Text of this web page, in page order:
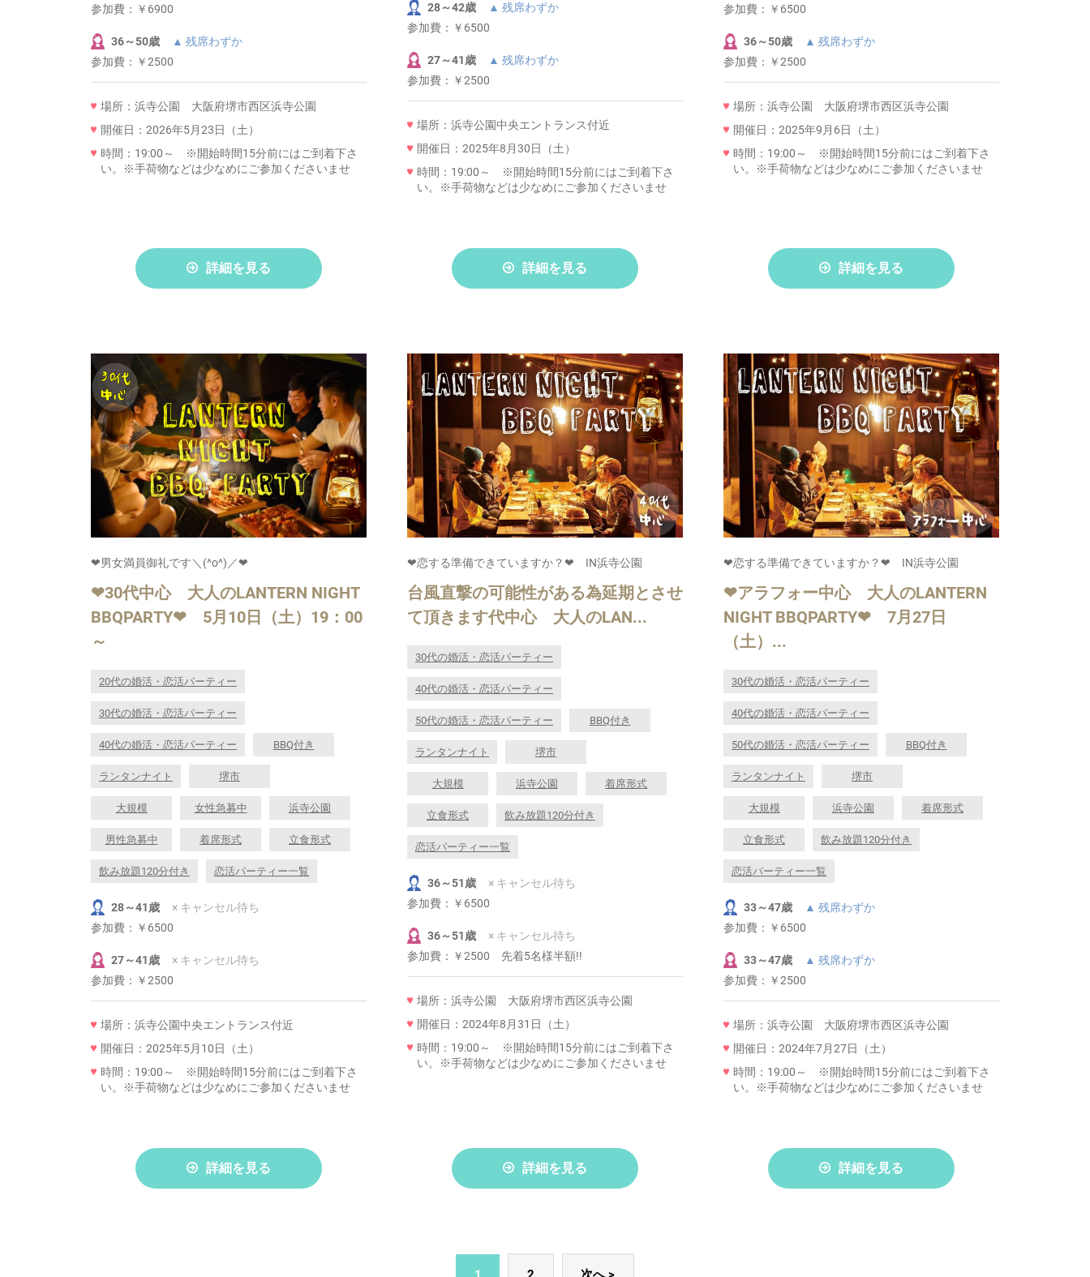
参加費： ￥6900
36～50歳
▲ 残席わずか
参加費： ￥2500
場所：浜寺公園 大阪府堺市西区浜寺公園
開催日：2026年5月23日（土）
時間：19:00～ ※開始時間15分前にはご到着下さ
い。※手荷物などは少なめにご参加くださいませ
詳細を見る
28～42歳
▲ 残席わずか
参加費： ￥6500
27～41歳
▲ 残席わずか
参加費： ￥2500
場所：浜寺公園中央エントランス付近
開催日：2025年8月30日（土）
時間：19:00～ ※開始時間15分前にはご到着下さ
い。※手荷物などは少なめにご参加くださいませ
詳細を見る
参加費： ￥6500
36～50歳
▲ 残席わずか
参加費： ￥2500
場所：浜寺公園 大阪府堺市西区浜寺公園
開催日：2025年9月6日（土）
時間：19:00～ ※開始時間15分前にはご到着下さ
い。※手荷物などは少なめにご参加くださいませ
詳細を見る
❤男女満員御礼です＼(^o^)／❤
❤30代中心 大人のLANTERN NIGHT
BBQPARTY❤ 5月10日（土）19：00
～
20代の婚活・恋活パーティー
30代の婚活・恋活パーティー
40代の婚活・恋活パーティー BBQ付き
ランタンナイト 堺市
大規模 女性急募中 浜寺公園
男性急募中 着席形式 立食形式
飲み放題120分付き 恋活パーティー一覧
28～41歳
× キャンセル待ち
参加費： ￥6500
27～41歳
× キャンセル待ち
参加費： ￥2500
場所：浜寺公園中央エントランス付近
開催日：2025年5月10日（土）
時間：19:00～ ※開始時間15分前にはご到着下さ
い。※手荷物などは少なめにご参加くださいませ
詳細を見る
❤恋する準備できていますか？❤ IN浜寺公園
台風直撃の可能性がある為延期とさせ
て頂きます代中心 大人のLAN...
30代の婚活・恋活パーティー
40代の婚活・恋活パーティー
50代の婚活・恋活パーティー BBQ付き
ランタンナイト 堺市
大規模 浜寺公園 着席形式
立食形式 飲み放題120分付き
恋活パーティー一覧
36～51歳
× キャンセル待ち
参加費： ￥6500
36～51歳
× キャンセル待ち
参加費： ￥2500 先着5名様半額!!
場所：浜寺公園 大阪府堺市西区浜寺公園
開催日：2024年8月31日（土）
時間：19:00～ ※開始時間15分前にはご到着下さ
い。※手荷物などは少なめにご参加くださいませ
詳細を見る
❤恋する準備できていますか？❤ IN浜寺公園
❤アラフォー中心 大人のLANTERN
NIGHT BBQPARTY❤ 7月27日
（土）...
30代の婚活・恋活パーティー
40代の婚活・恋活パーティー
50代の婚活・恋活パーティー BBQ付き
ランタンナイト 堺市
大規模 浜寺公園 着席形式
立食形式 飲み放題120分付き
恋活パーティー一覧
33～47歳
▲ 残席わずか
参加費： ￥6500
33～47歳
▲ 残席わずか
参加費： ￥2500
場所：浜寺公園 大阪府堺市西区浜寺公園
開催日：2024年7月27日（土）
時間：19:00～ ※開始時間15分前にはご到着下さ
い。※手荷物などは少なめにご参加くださいませ
詳細を見る